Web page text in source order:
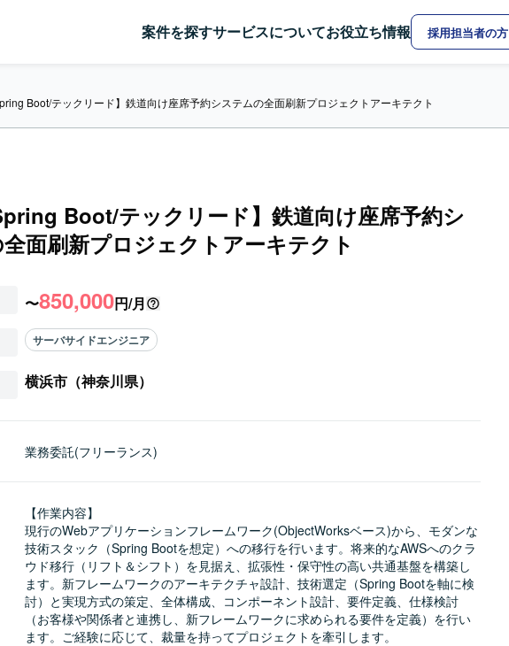
案件を探すサービスについてお役立ち情報 採用担当者の方
Boot/テックリード】鉄道向け座席予約システムの全面刷新プロジェクトアーキテクト
Boot/テックリード】鉄道向け座席予約シ
面刷新プロジェクトアーキテクト
〜850,000円/月
サーバサイドエンジニア
横浜市（神奈川県）
業務委託(フリーランス)
【作業内容】
現行のWebアプリケーションフレームワーク(ObjectWorksベース)から、モダンな
技術スタック（Spring Bootを想定）への移行を行います。将来的なAWSへのクラ
ウド移行（リフト＆シフト）を見据え、拡張性・保守性の高い共通基盤を構築し
ます。新フレームワークのアーキテクチャ設計、技術選定（Spring Bootを軸に検
討）と実現方式の策定、全体構成、コンポーネント設計、要件定義、仕様検討
（お客様や関係者と連携し、新フレームワークに求められる要件を定義）を行い
ます。ご経験に応じて、裁量を持ってプロジェクトを牽引します。